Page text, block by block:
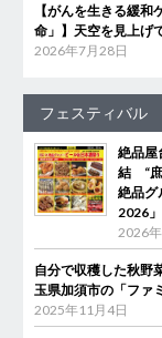
【がんを生きる緩
命」】天空を見上げ
2026年7月28日
フェスティバル
絶品屋
結 “庶
絶品グ
2026
2026
自分で収穫した秋
玉県加須市の「ファ
2025年11月4日